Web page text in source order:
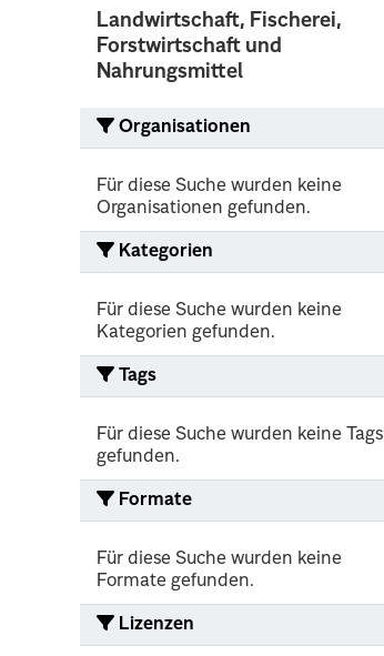
Landwirtschaft, Fischerei,
Forstwirtschaft und
Nahrungsmittel
Organisationen
Für diese Suche wurden keine
Organisationen gefunden.
Kategorien
Für diese Suche wurden keine
Kategorien gefunden.
Tags
Für diese Suche wurden keine Tags
gefunden.
Formate
Für diese Suche wurden keine
Formate gefunden.
Lizenzen